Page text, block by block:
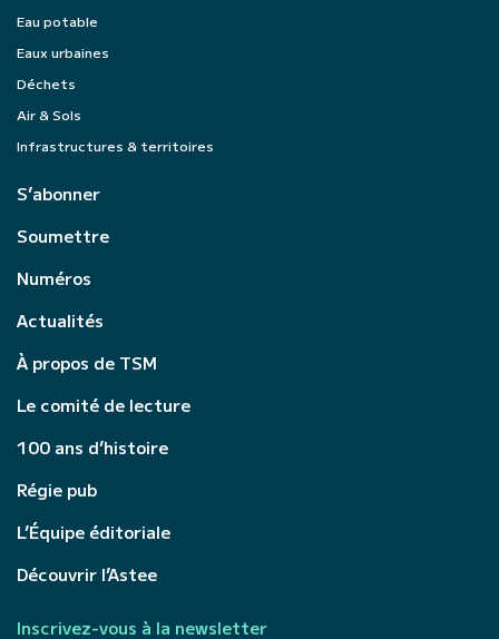
Eau potable
Eaux urbaines
Déchets
Air & Sols
Infrastructures & territoires
S’abonner
Soumettre
Numéros
Actualités
À propos de TSM
Le comité de lecture
100 ans d’histoire
Régie pub
L’Équipe éditoriale
Découvrir l’Astee
Inscrivez-vous à la newsletter